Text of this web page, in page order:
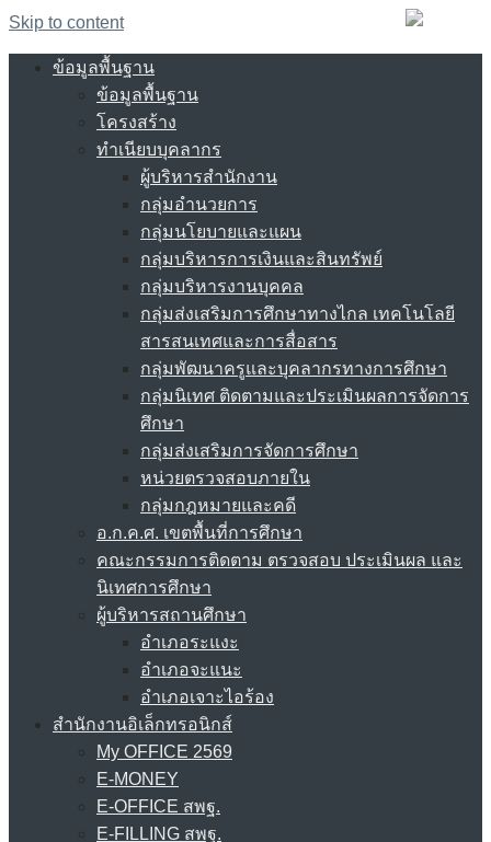
Skip to content
ข้อมูลพื้นฐาน
ข้อมูลพื้นฐาน
โครงสร้าง
ทำเนียบบุคลากร
ผู้บริหารสำนักงาน
กลุ่มอำนวยการ
กลุ่มนโยบายและแผน
กลุ่มบริหารการเงินและสินทรัพย์
กลุ่มบริหารงานบุคคล
กลุ่มส่งเสริมการศึกษาทางไกล เทคโนโลยี
สารสนเทศและการสื่อสาร
กลุ่มพัฒนาครูและบุคลากรทางการศึกษา
กลุ่มนิเทศ ติดตามและประเมินผลการจัดการ
ศึกษา
กลุ่มส่งเสริมการจัดการศึกษา
หน่วยตรวจสอบภายใน
กลุ่มกฎหมายและคดี
อ.ก.ค.ศ. เขตพื้นที่การศึกษา
คณะกรรมการติดตาม ตรวจสอบ ประเมินผล และ
นิเทศการศึกษา
ผู้บริหารสถานศึกษา
อำเภอระแงะ
อำเภอจะแนะ
อำเภอเจาะไอร้อง
สำนักงานอิเล็กทรอนิกส์
My OFFICE 2569
E-MONEY
E-OFFICE สพฐ.
E-FILLING สพฐ.